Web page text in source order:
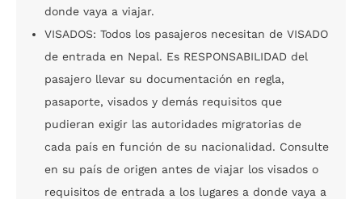
donde vaya a viajar.
VISADOS: Todos los pasajeros necesitan de VISADO
de entrada en Nepal. Es RESPONSABILIDAD del
pasajero llevar su documentación en regla,
pasaporte, visados y demás requisitos que
pudieran exigir las autoridades migratorias de
cada país en función de su nacionalidad. Consulte
en su país de origen antes de viajar los visados o
requisitos de entrada a los lugares a donde vaya a